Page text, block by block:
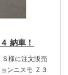
納車！
様に注文販売
ンニスモ Ｚ３